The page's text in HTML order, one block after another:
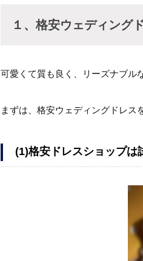
１、格安ウェディング
可愛くて質も良く、リーズナブル
まずは、格安ウェディングドレス
(1)格安ドレスショップは